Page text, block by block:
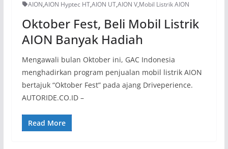
AION,AION Hyptec HT,AION UT,AION V,Mobil Listrik AION
Oktober Fest, Beli Mobil Listrik
AION Banyak Hadiah
Mengawali bulan Oktober ini, GAC Indonesia
menghadirkan program penjualan mobil listrik AION
bertajuk “Oktober Fest” pada ajang Driveperience.
AUTORIDE.CO.ID –
Read More